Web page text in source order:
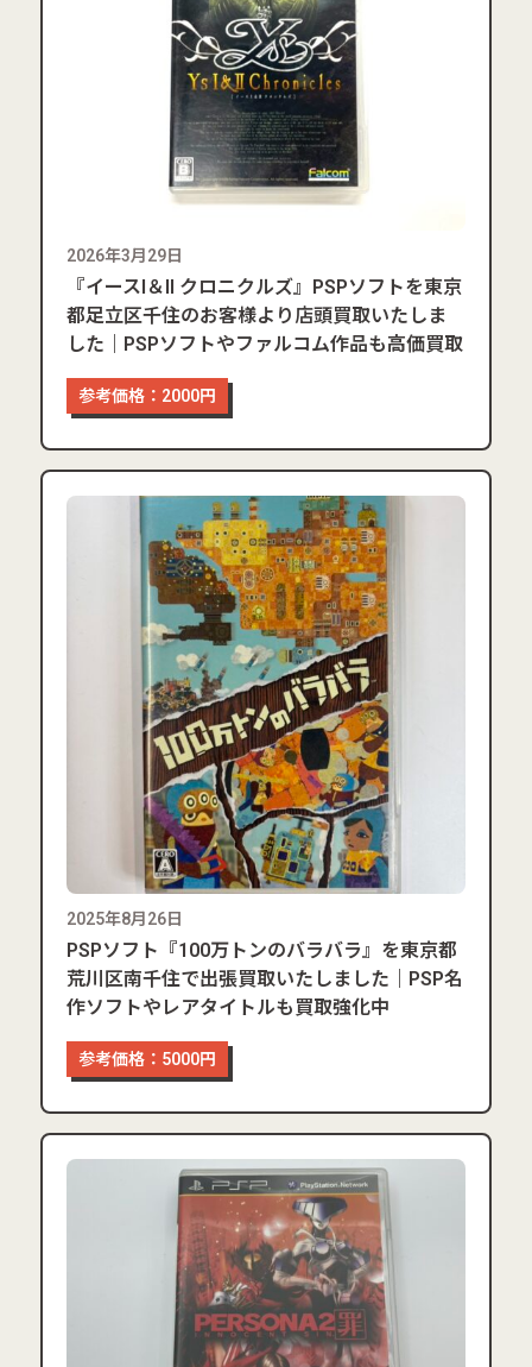
2026年3月29日
『イースI＆II クロニクルズ』PSPソフトを東京
都足立区千住のお客様より店頭買取いたしま
した｜PSPソフトやファルコム作品も高価買取
参考価格：2000円
2025年8月26日
PSPソフト『100万トンのバラバラ』を東京都
荒川区南千住で出張買取いたしました｜PSP名
作ソフトやレアタイトルも買取強化中
参考価格：5000円